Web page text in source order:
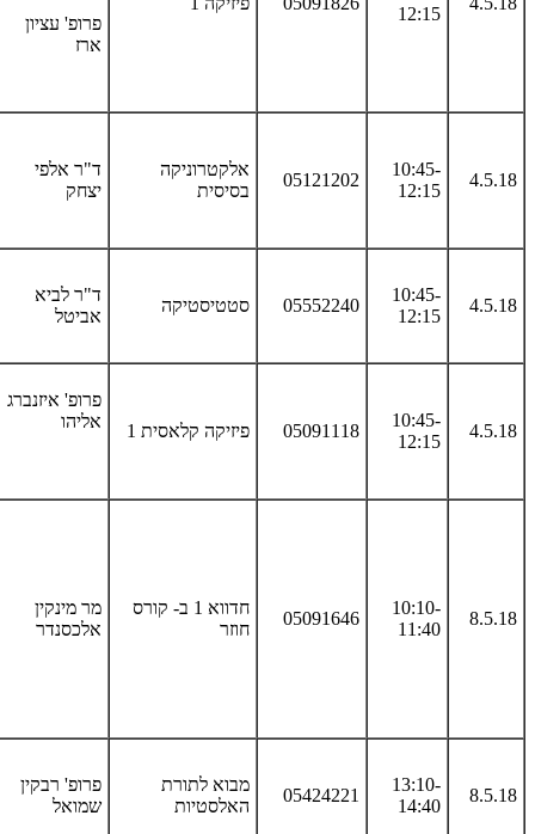
12:15
פרופ' עציון
ארז
4.5.18
10:45-
12:15
05121202
אלקטרוניקה
בסיסית
ד"ר אלפי
יצחק
4.5.18
10:45-
12:15
05552240 סטטיסטיקה
ד"ר לביא
אביטל
4.5.18
10:45-
12:15
05091118 פיזיקה קלאסית 1
פרופ' איזנברג
אליהו
8.5.18
10:10-
11:40
05091646
חדווא 1 ב- קורס
חוזר
מר מינקין
אלכסנדר
8.5.18
13:10-
14:40
05424221
מבוא לתורת
האלסטיות
פרופ' רבקין
שמואל